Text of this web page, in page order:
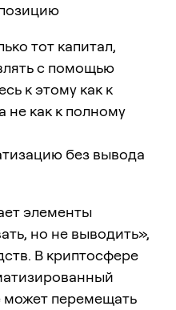
тот капитал,
с помощью
к этому как к
не как к полному
без вывода
элементы
но не выводить»,
В криптосфере
может перемещать